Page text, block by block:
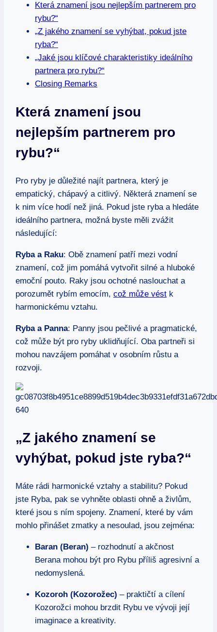
Která znamení jsou nejlepším partnerem pro
rybu?“
„Z jakého znamení se vyhýbat, pokud jste
ryba?“
„Jaké jsou klíčové charakteristiky ideálního
partnera pro rybu?“
Closing Remarks
Která znamení jsou
nejlepším partnerem pro
rybu?“
Pro ryby je důležité najít partnera, který je
empatický, chápavý a citlivý. Některá znamení se
k nim více hodí než jiná. Pokud jste ryba a hledáte
ideálního partnera, možná byste měli zvážit
následující:
Ryba a Raku: Obě znamení patří mezi vodní
znamení, což jim pomáhá vytvořit silné a hluboké
emoční pouto. Raky jsou ochotné naslouchat a
porozumět rybím emocím, což může vést k
harmonickému vztahu.
Ryba a Panna: Panny jsou pečlivé a pragmatické,
což může být pro ryby uklidňující. Oba partneři si
mohou navzájem pomáhat v osobním růstu a
rozvoji.
„Z jakého znamení se
vyhýbat, pokud jste ryba?“
Máte rádi harmonické vztahy a stabilitu? Pokud
jste Ryba, pak se vyhněte oblasti ohně a živlům,
které jsou s ním spojeny. Znamení, které by vám
mohlo přinášet zmatky a nesoulad, jsou zejména:
Baran (Beran) – rozhodnutí a akčnost
Berana mohou být pro Rybu příliš agresivní a
nedomyslená.
Kozoroh (Kozorožec) – praktičtí a cílení
Kozorožci mohou brzdit Rybu ve vývoji její
imaginace a kreativity.